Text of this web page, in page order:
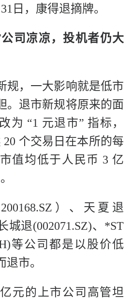
日，康得退摘牌。
司凉凉，投机者仍大
规，一大影响就是低市
。退市新规将原来的面
为 “1 元退市” 指标，
20 个交易日在本所的每
值均低于人民币 3 亿
）、天夏退
城退(002071.SZ)、*ST
等公司都是以股价低
市。
元的上市公司高管坦